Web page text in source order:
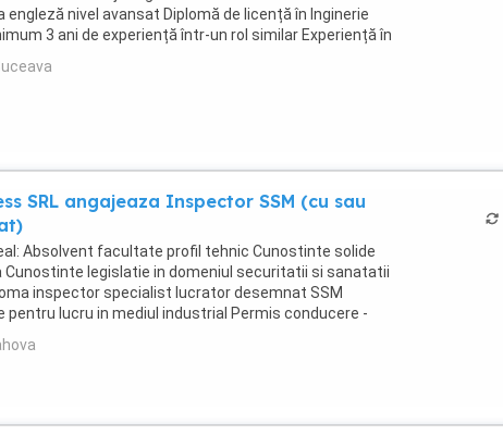
engleză nivel avansat Diplomă de licență în Inginerie
3 ani de experiență într-un rol similar Experiență în
...
SRL angajeaza Inspector SSM (cu sau
Absolvent facultate profil tehnic Cunostinte solide
Cunostinte legislatie in domeniul securitatii si sanatatii
inspector specialist lucrator desemnat SSM
pentru lucru in mediul industrial Permis conducere -
bune ...